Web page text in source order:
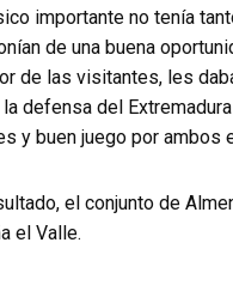
importante no tenía
de una buena
de las visitantes, les
defensa del
y buen juego por ambos
el conjunto de
el Valle.